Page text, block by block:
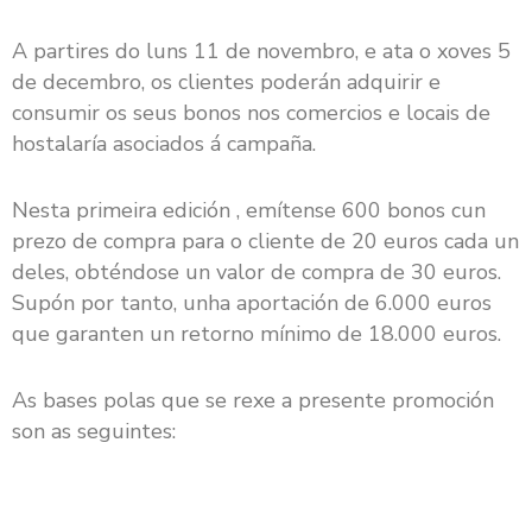
A partires do luns 11 de novembro, e ata o xoves 5
de decembro, os clientes poderán adquirir e
consumir os seus bonos nos comercios e locais de
hostalaría asociados á campaña.
Nesta primeira edición , emítense 600 bonos cun
prezo de compra para o cliente de 20 euros cada un
deles, obténdose un valor de compra de 30 euros.
Supón por tanto, unha aportación de 6.000 euros
que garanten un retorno mínimo de 18.000 euros.
As bases polas que se rexe a presente promoción
son as seguintes: